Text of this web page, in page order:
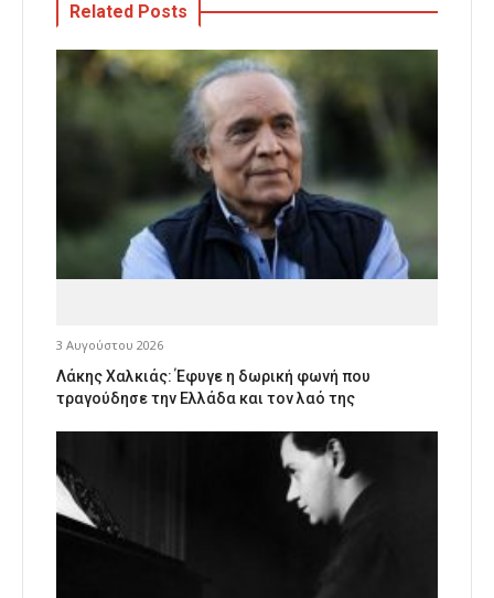
Related Posts
3 Αυγούστου 2026
Λάκης Χαλκιάς: Έφυγε η δωρική φωνή που
τραγούδησε την Ελλάδα και τον λαό της